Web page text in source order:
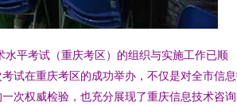
平考试（重庆考区）的组织与实施工作已顺
试在重庆考区的成功举办，不仅是对全市信
次权威检验，也充分展现了重庆信息技术咨